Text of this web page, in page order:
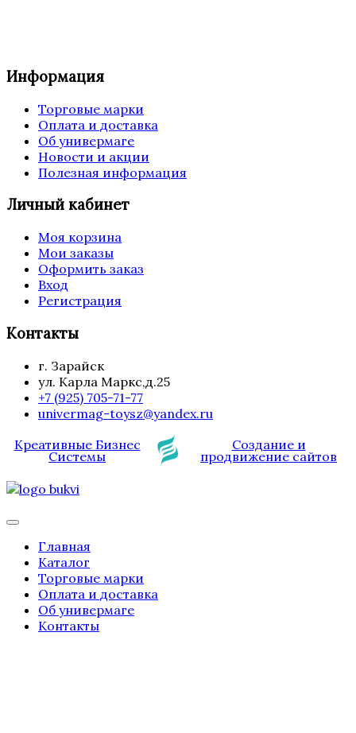
Информация
Торговые марки
Оплата и доставка
Об универмаге
Новости и акции
Полезная информация
Личный кабинет
Моя корзина
Мои заказы
Оформить заказ
Вход
Регистрация
Контакты
г. Зарайск
ул. Карла Маркс,д.25
+7 (925) 705-71-77
univermag-toysz@yandex.ru
Креативные Бизнес
Системы
Создание и
продвижение сайтов
Главная
Каталог
Торговые марки
Оплата и доставка
Об универмаге
Контакты